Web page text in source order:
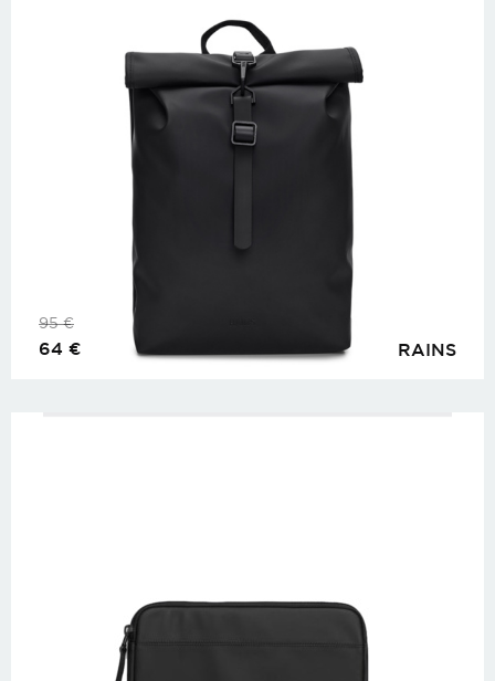
RAINS
95€
64 €